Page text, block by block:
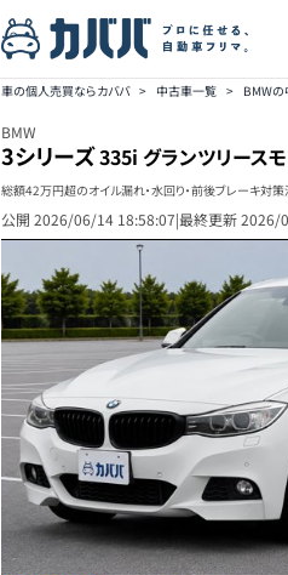
車の個人売買ならカババ > 中古車一覧 > BMW
BMW
3シリーズ335i グランツリース
総額42万円超のオイル漏れ・水回り・前後ブレーキ
公開 2026/06/14 18:58:07|最終更新2026/